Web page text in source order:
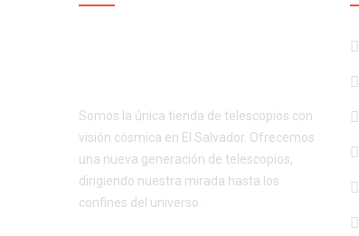
Somos la única tienda de telescopios con
visión cósmica en El Salvador. Ofrecemos
una nueva generación de telescopios,
dirigiendo nuestra mirada hasta los
confines del universo.